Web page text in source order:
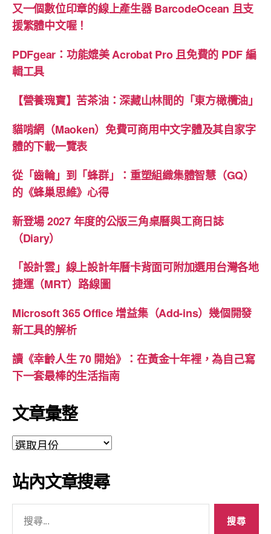
又一個數位印章的線上產生器 BarcodeOcean 且支
援繁體中文喔！
PDFgear：功能媲美 Acrobat Pro 且免費的 PDF 編
輯工具
【營養瑰寶】苦茶油：深藏山林間的「東方橄欖油」
貓啃網（Maoken）免費可商用中文字體及其自家字
體的下載一覽表
從「齒輪」到「蜂群」：重塑組織集體智慧（GQ）
的《蜂巢思維》心得
新登場 2027 年度的公版三角桌曆與工商日誌
（Diary）
「設計雲」線上設計年曆卡背面可附加選用台灣各地
捷運（MRT）路線圖
Microsoft 365 Office 增益集（Add-ins）幾個開發
新工具的解析
讀《幸齡人生 70 開始》：在黃金十年裡，為自己寫
下一套最棒的生活指南
文章彙整
文
彙
整
站內文章搜尋